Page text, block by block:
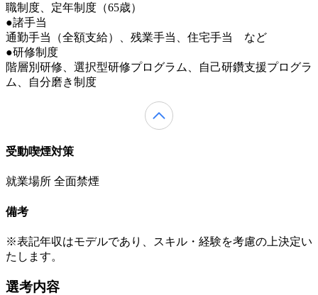
職制度、定年制度（65歳）
●諸手当
通勤手当（全額支給）、残業手当、住宅手当 など
●研修制度
階層別研修、選択型研修プログラム、自己研鑽支援プログラ
ム、自分磨き制度
受動喫煙対策
就業場所 全面禁煙
備考
※表記年収はモデルであり、スキル・経験を考慮の上決定い
たします。
選考内容